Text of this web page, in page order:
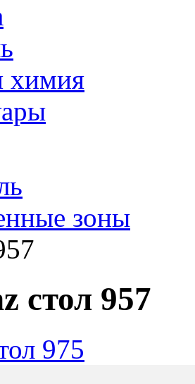
химия
зоны
стол 957
975